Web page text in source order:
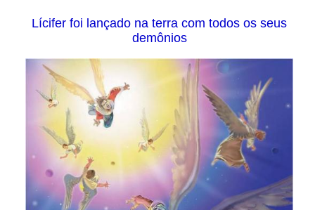
Lícifer foi lançado na terra com todos os seus
demônios